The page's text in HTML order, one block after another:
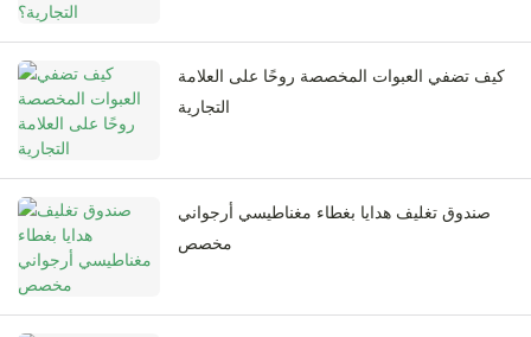
كيف تضفي العبوات المخصصة روحًا على العلامة
التجارية
صندوق تغليف هدايا بغطاء مغناطيسي أرجواني
مخصص